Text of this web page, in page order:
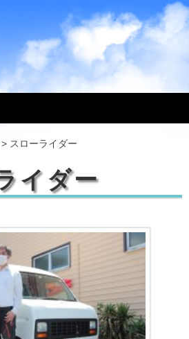
> スローライダー
イダー